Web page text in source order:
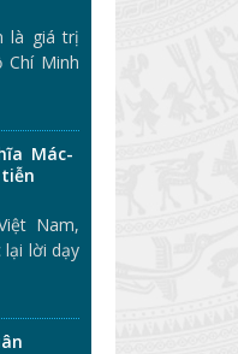
là giá trị
Minh
Mác-
Nam,
lời dạy